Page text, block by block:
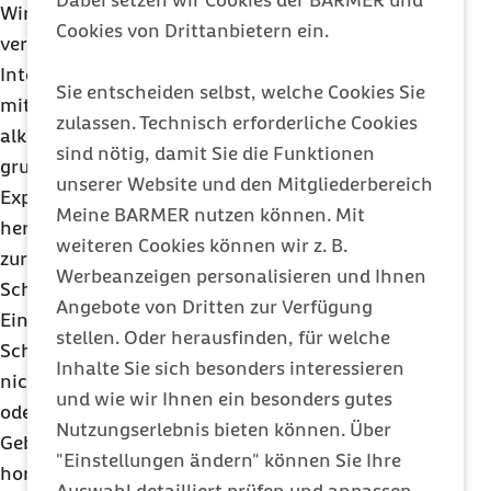
Cookies von Drittanbietern ein.
Sie entscheiden selbst, welche Cookies Sie
zulassen. Technisch erforderliche Cookies
sind nötig, damit Sie die Funktionen
unserer Website und den Mitgliederbereich
Meine BARMER nutzen können. Mit
weiteren Cookies können wir z. B.
Werbeanzeigen personalisieren und Ihnen
Angebote von Dritten zur Verfügung
stellen. Oder herausfinden, für welche
Inhalte Sie sich besonders interessieren
und wie wir Ihnen ein besonders gutes
Nutzungserlebnis bieten können. Über
"Einstellungen ändern" können Sie Ihre
Wirkstoffmischungen, zu deren Sicherheit es keine
verlässlichen Daten gibt. Gerade Produkte aus dem
Internet sind oft nicht ausreichend deklariert und
mitunter schadstoffbelastet. Phytopharmaka auf
alkoholischer Basis sollten Schwangere
grundsätzlich nicht einnehmen. Die meisten
Experten empfehlen Schwangeren, auf
herkömmliche, synthetische Mittel
zurückzugreifen, für die es während der
Schwangerschaft ausreichend Erfahrungen gibt.
Einige pflanzliche Wirkstoffe sind in der
Schwangerschaft aus unterschiedlichen Gründen
nicht erlaubt: Sennesblätter, Keuschlammfrüchte
oder Wacholderbeeröl können die Muskulatur der
Gebärmutter aktivieren, Süßholzwurzel führt zu
hormonellen Veränderungen. Sonnenhutkraut und